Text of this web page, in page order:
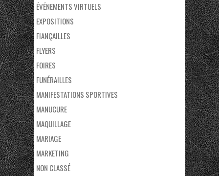
ÉVÉNEMENTS VIRTUELS
EXPOSITIONS
FIANÇAILLES
FLYERS
FOIRES
FUNÉRAILLES
MANIFESTATIONS SPORTIVES
MANUCURE
MAQUILLAGE
MARIAGE
MARKETING
NON CLASSÉ